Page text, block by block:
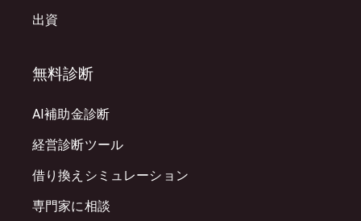
出資
無料診断
AI補助金診断
経営診断ツール
借り換えシミュレーション
専門家に相談